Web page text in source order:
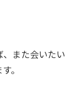
、また会いたい
。